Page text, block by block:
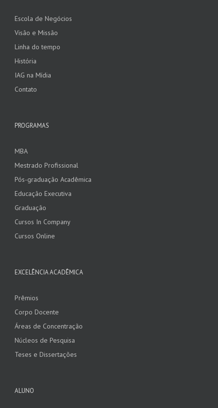
Escola de Negócios
Visão e Missão
Linha do tempo
História
IAG na Mídia
Contato
PROGRAMAS
MBA
Mestrado Profissional
Pós-graduação Acadêmica
Educação Executiva
Graduação
Cursos In Company
Cursos Online
EXCELÊNCIA ACADÊMICA
Prêmios
Corpo Docente
Áreas de Concentração
Núcleos de Pesquisa
Teses e Dissertações
ALUNO